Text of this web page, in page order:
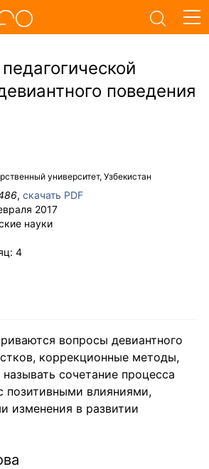
поведения
университет, Узбекистан
, скачать PDF
2017
науки
4
вопросы девиантного
коррекционные методы,
сочетание процесса
позитивными влияниями,
изменения в развитии